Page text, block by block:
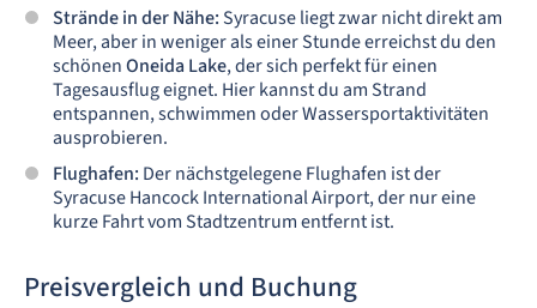
Strände in der Nähe: Syracuse liegt zwar nicht direkt am
Meer, aber in weniger als einer Stunde erreichst du den
schönenOneida Lake, der sich perfekt für einen
Tagesausflug eignet. Hier kannst du am Strand
entspannen, schwimmen oder Wassersportaktivitäten
ausprobieren.
Flughafen: Der nächstgelegene Flughafen ist der
Syracuse Hancock International Airport, der nur eine
kurze Fahrt vom Stadtzentrum entfernt ist.
Preisvergleich und Buchung